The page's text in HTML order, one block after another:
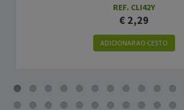
REF. CLI42Y
€ 2,29
ADICIONAR AO CESTO